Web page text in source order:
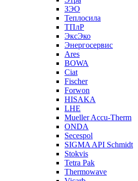
ЗЭО
Теплосила
ТПлР
ЭксЭко
Энергосервис
Ares
BOWA
Ciat
Fischer
Forwon
HISAKA
LHE
Mueller Accu-Therm
ONDA
Secespol
SIGMA API Schmidt
Stokvis
Tetra Pak
Thermowave